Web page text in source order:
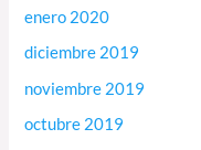
enero 2020
diciembre 2019
noviembre 2019
octubre 2019